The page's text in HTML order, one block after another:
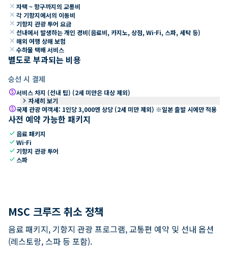
close 자택 ~ 항구까지의 교통비
close 각 기항지에서의 이동비
close 기항지 관광 투어 요금
close 선내에서 발생하는 개인 경비(음료비, 카지노, 상점, Wi-Fi, 스파, 세탁 등)
close 해외 여행 상해 보험
close 수하물 택배 서비스
별도로 부과되는 비용
승선 시 결제
paid서비스 차지 (선내 팁) (2세 미만은 대상 제외)
keyboard_arrow_right 자세히 보기
paid국제 관광 여객세: 1인당 3,000엔 상당 (2세 미만 제외) ※일본 출발 시에만 적용
사전 예약 가능한 패키지
check 음료 패키지
checkWi-Fi
check 기항지 관광 투어
check 스파
MSC 크루즈 취소 정책
음료 패키지, 기항지 관광 프로그램, 교통편 예약 및 선내 옵션
(레스토랑, 스파 등 포함).